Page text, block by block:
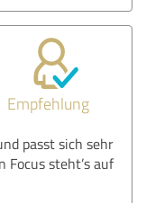
Empfehlung
passt sich sehr
Focus steht’s auf